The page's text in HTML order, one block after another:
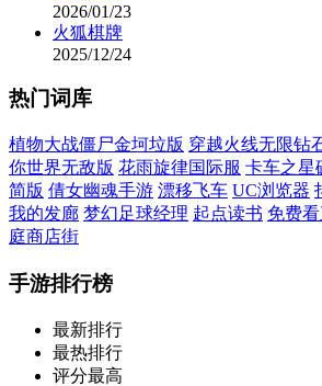
2026/01/23
火狐棋牌
2025/12/24
热门词库
植物大战僵尸金坷垃版 穿越火线无限钻
你世界无敌版 花雨旋律国际服 卡车之星
简版 倩女幽魂手游 漂移飞车 UC浏览器
我的发廊 梦幻足球经理 起点读书 免费
庭商店街
手游排行榜
最新排行
最热排行
评分最高